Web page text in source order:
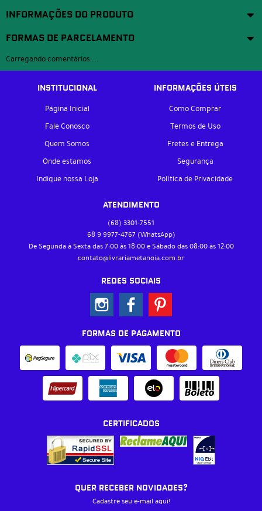
INFORMAÇÕES DO PRODUTO
FORMAS DE PARCELAMENTO
Carregando comentários ...
INSTITUCIONAL
Página Inicial
Fale Conosco
Quem Somos
Onde estamos
Indique nossa Loja
INFORMAÇÕES ÚTEIS
Como Comprar
Termos de Uso
Fretes e Entrega
Segurança
Política de Privacidade
ATENDIMENTO
(68) 3301-7551
68 9 9977-4767 (WhatsApp)
De Segunda à Sexta das 7:00 às 18:00 e Sábado das 08:00 às 12:00
contato@livrariametanoia.com.br
REDES SOCIAIS
FORMAS DE PAGAMENTO
CERTIFICADOS
QUER RECEBER NOVIDADES?
Cadastre seu e-mail aqui!